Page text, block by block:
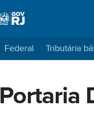
Federal Tributária
Portaria